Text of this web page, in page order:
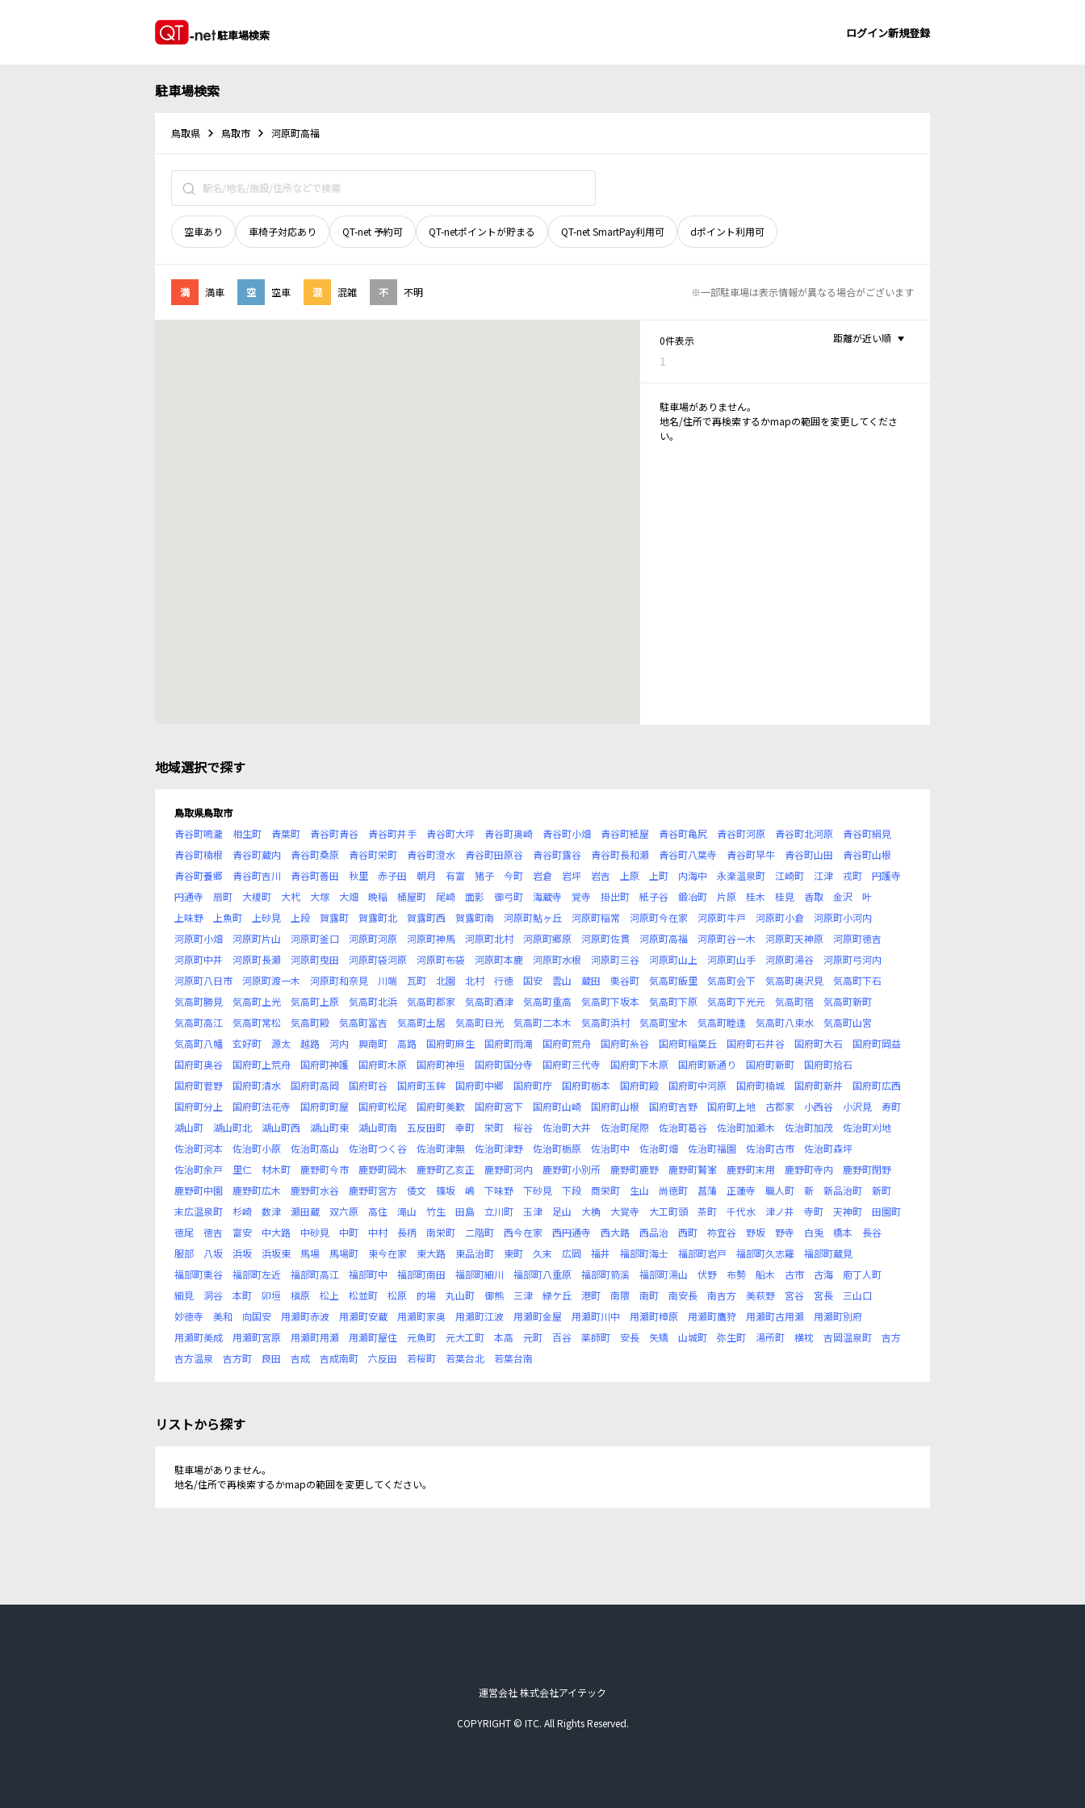
駐車場検索 ログイン新規登録
駐車場検索
鳥取県 鳥取市 河原町高福
空車あり 車椅子対応あり QT-net 予約可 QT-netポイントが貯まる QT-net SmartPay利用可 dポイント利用可
満 満車 空 空車 混 混雑 不 不明 ※一部駐車場は表示情報が異なる場合がございます
0件表示
1
距離が近い順
駐車場がありません。
地名/住所で再検索するかmapの範囲を変更してくださ
い。
地域選択で探す
鳥取県鳥取市
青谷町鳴瀧
相生町 青葉町 青谷町青谷 青谷町井手 青谷町大坪 青谷町奥崎 青谷町小畑 青谷町紙屋 青谷町亀尻 青谷町河原 青谷町北河原
青谷町絹見
青谷町楠根
青谷町蔵内 青谷町桑原 青谷町栄町 青谷町澄水 青谷町田原谷 青谷町露谷 青谷町長和瀬 青谷町八葉寺 青谷町早牛 青谷町山田
青谷町山根
青谷町養郷
青谷町吉川 青谷町善田 秋里 赤子田 朝月 有富 猪子 今町 岩倉 岩坪 岩吉 上原 上町 内海中 永楽温泉町 江崎町 江津 戎町
円護寺
円通寺
扇町 大榎町 大杙 大塚 大畑 晩稲 桶屋町 尾崎 面影 御弓町 海蔵寺 覚寺 掛出町 紙子谷 鍛冶町 片原 桂木 桂見 香取 金沢
叶
上味野
上魚町 上砂見 上段 賀露町 賀露町北 賀露町西 賀露町南 河原町鮎ヶ丘 河原町稲常 河原町今在家 河原町牛戸 河原町小倉
河原町小河内
河原町小畑
河原町片山 河原町釜口 河原町河原 河原町神馬 河原町北村 河原町郷原 河原町佐貫 河原町高福 河原町谷一木 河原町天神原
河原町徳吉
河原町中井
河原町長瀬 河原町曳田 河原町袋河原 河原町布袋 河原町本鹿 河原町水根 河原町三谷 河原町山上 河原町山手 河原町湯谷
河原町弓河内
河原町八日市
河原町渡一木 河原町和奈見 川端 瓦町 北園 北村 行徳 国安 雲山 蔵田 栗谷町 気高町飯里 気高町会下 気高町奥沢見
気高町下石
気高町勝見
気高町上光 気高町上原 気高町北浜 気高町郡家 気高町酒津 気高町重高 気高町下坂本 気高町下原 気高町下光元 気高町宿
気高町新町
気高町高江
気高町常松 気高町殿 気高町冨吉 気高町土居 気高町日光 気高町二本木 気高町浜村 気高町宝木 気高町睦逢 気高町八束水
気高町山宮
気高町八幡
玄好町 源太 越路 河内 興南町 高路 国府町麻生 国府町雨滝 国府町荒舟 国府町糸谷 国府町稲葉丘 国府町石井谷 国府町大石
国府町岡益
国府町奥谷
国府町上荒舟 国府町神護 国府町木原 国府町神垣 国府町国分寺 国府町三代寺 国府町下木原 国府町新通り 国府町新町
国府町拾石
国府町菅野
国府町清水 国府町高岡 国府町谷 国府町玉鉾 国府町中郷 国府町庁 国府町栃本 国府町殿 国府町中河原 国府町楠城 国府町新井
国府町広西
国府町分上
国府町法花寺 国府町町屋 国府町松尾 国府町美歎 国府町宮下 国府町山崎 国府町山根 国府町吉野 国府町上地 古郡家 小西谷 小沢見
寿町
湖山町
湖山町北 湖山町西 湖山町東 湖山町南 五反田町 幸町 栄町 桜谷 佐治町大井 佐治町尾際 佐治町葛谷 佐治町加瀬木 佐治町加茂
佐治町刈地
佐治町河本
佐治町小原 佐治町高山 佐治町つく谷 佐治町津無 佐治町津野 佐治町栃原 佐治町中 佐治町畑 佐治町福園 佐治町古市
佐治町森坪
佐治町余戸
里仁 材木町 鹿野町今市 鹿野町岡木 鹿野町乙亥正 鹿野町河内 鹿野町小別所 鹿野町鹿野 鹿野町鷲峯 鹿野町末用 鹿野町寺内
鹿野町閉野
鹿野町中園
鹿野町広木 鹿野町水谷 鹿野町宮方 倭文 篠坂 嶋 下味野 下砂見 下段 商栄町 生山 尚徳町 菖蒲 正蓮寺 職人町 新 新品治町
新町
末広温泉町
杉崎 数津 瀬田蔵 双六原 高住 滝山 竹生 田島 立川町 玉津 足山 大桷 大覚寺 大工町頭 茶町 千代水 津ノ井 寺町 天神町
田園町
徳尾
徳吉 富安 中大路 中砂見 中町 中村 長柄 南栄町 二階町 西今在家 西円通寺 西大路 西品治 西町 祢宜谷 野坂 野寺 白兎 橋本
長谷
服部
八坂 浜坂 浜坂東 馬場 馬場町 東今在家 東大路 東品治町 東町 久末 広岡 福井 福部町海士 福部町岩戸 福部町久志羅
福部町蔵見
福部町栗谷
福部町左近 福部町高江 福部町中 福部町南田 福部町細川 福部町八重原 福部町箭溪 福部町湯山 伏野 布勢 船木 古市 古海
庖丁人町
細見
洞谷 本町 卯垣 槇原 松上 松並町 松原 的場 丸山町 御熊 三津 緑ケ丘 港町 南隈 南町 南安長 南吉方 美萩野 宮谷 宮長
三山口
妙徳寺
美和 向国安 用瀬町赤波 用瀬町安蔵 用瀬町家奥 用瀬町江波 用瀬町金屋 用瀬町川中 用瀬町樟原 用瀬町鷹狩 用瀬町古用瀬
用瀬町別府
用瀬町美成
用瀬町宮原 用瀬町用瀬 用瀬町屋住 元魚町 元大工町 本高 元町 百谷 薬師町 安長 矢矯 山城町 弥生町 湯所町 横枕 吉岡温泉町
吉方
吉方温泉
吉方町 良田 吉成 吉成南町 六反田 若桜町 若葉台北 若葉台南
リストから探す
駐車場がありません。
地名/住所で再検索するかmapの範囲を変更してください。
運営会社 株式会社アイテック
COPYRIGHT © ITC. All Rights Reserved.